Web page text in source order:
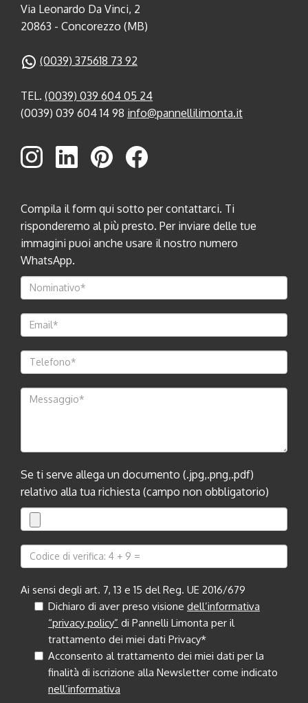
Via Leonardo Da Vinci, 2
20863 - Concorezzo (MB)
(0039) 375618 73 92
TEL. (0039) 039 604 05 24
(0039) 039 604 14 98 info@pannellilimonta.it
Compila il form qui sotto per contattarci. Ti
risponderemo al più presto. Per inviare delle tue
immagini puoi anche usare il nostro numero
WhatsApp.
Se ti serve allega un documento (.jpg,.png,.pdf)
relativo alla tua richiesta (campo non obbligatorio)
Ai sensi degli art. 7, 13 e 15 del Reg. UE 2016/679
Dichiaro di aver preso visione dell’informativa
“privacy policy” di Pannelli Limonta per il
trattamento dei miei dati Privacy*
Acconsento al trattamento dei miei dati per la
finalità di iscrizione alla Newsletter come indicato
nell’informativa